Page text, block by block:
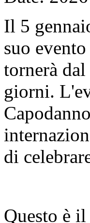
Il 5
suo
tornerà
giorni.
di
Questo è